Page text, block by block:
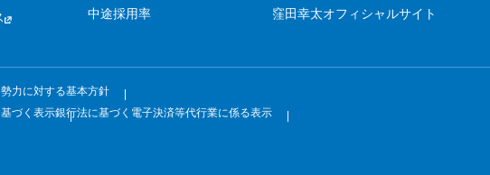
中途採用率 窪田幸太オフィシャルサイト
力に対する基本方針
づく表示銀行法に基づく電子決済等代行業に係る表示